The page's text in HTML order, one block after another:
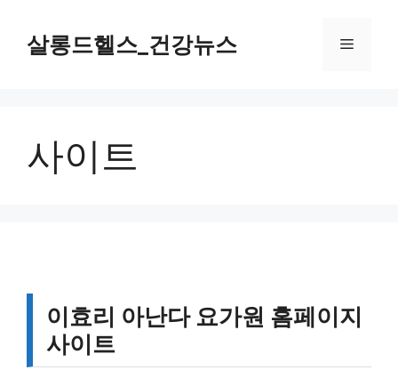
살롱드헬스_건강뉴스 메
사이트
이효리 아난다 요가원 홈페이지
사이트